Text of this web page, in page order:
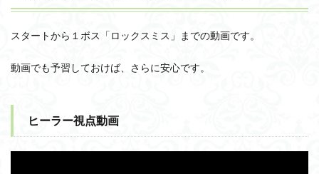
スタートから１ボス「ロックスミス」までの動画です。
動画でも予習しておけば、さらに安心です。
ヒーラー視点動画